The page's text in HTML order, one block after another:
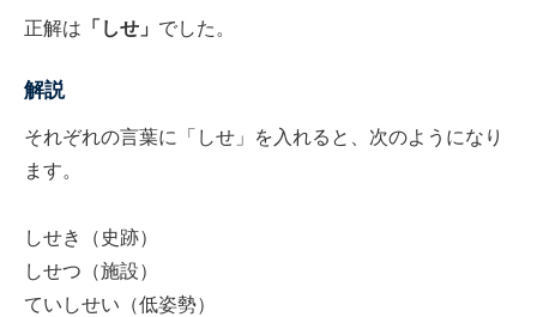
正解は 「しせ」 でした。
解説
それぞれの言葉に「しせ」を入れると、次のようになり
ます。
しせき（史跡）
しせつ（施設）
ていしせい（低姿勢）